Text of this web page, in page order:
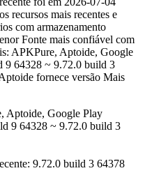
recursos mais recentes e
com armazenamento
Fonte mais confiável com
APKPure, Aptoide, Google
9 64328 ~ 9.72.0 build 3
fornece versão Mais
Aptoide, Google Play
9 64328 ~ 9.72.0 build 3
9.72.0 build 3 64378